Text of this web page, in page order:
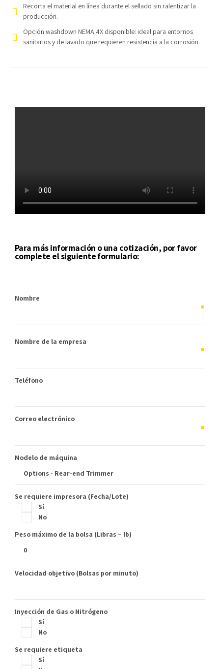
Recorta el material en línea durante el sellado sin ralentizar la
producción.
Opción washdown NEMA 4X disponible: ideal para entornos
sanitarios y de lavado que requieren resistencia a la corrosión.
Para más información o una cotización, por favor
complete el siguiente formulario:
Nombre
Nombre de la empresa
Teléfono
Correo electrónico
Modelo de máquina
Se requiere impresora (Fecha/Lote)
Sí
No
Peso máximo de la bolsa (Libras – lb)
Velocidad objetivo (Bolsas por minuto)
Inyección de Gas o Nitrógeno
Sí
No
Se requiere etiqueta
Sí